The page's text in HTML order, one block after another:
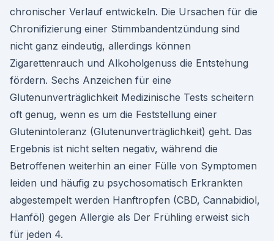
chronischer Verlauf entwickeln. Die Ursachen für die
Chronifizierung einer Stimmbandentzündung sind
nicht ganz eindeutig, allerdings können
Zigarettenrauch und Alkoholgenuss die Entstehung
fördern. Sechs Anzeichen für eine
Glutenunverträglichkeit Medizinische Tests scheitern
oft genug, wenn es um die Feststellung einer
Glutenintoleranz (Glutenunverträglichkeit) geht. Das
Ergebnis ist nicht selten negativ, während die
Betroffenen weiterhin an einer Fülle von Symptomen
leiden und häufig zu psychosomatisch Erkrankten
abgestempelt werden Hanftropfen (CBD, Cannabidiol,
Hanföl) gegen Allergie als Der Frühling erweist sich
für jeden 4.